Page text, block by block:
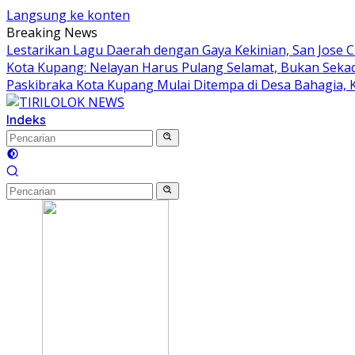
Langsung ke konten
Breaking News
Lestarikan Lagu Daerah dengan Gaya Kekinian, San Jose
Kota Kupang: Nelayan Harus Pulang Selamat, Bukan
Paskibraka Kota Kupang Mulai Ditempa di Desa Bahagia,
Indeks